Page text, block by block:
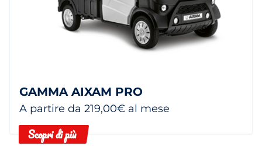
GAMMA AIXAM PRO
A partire da 219,00€ al mese
Scopri di più